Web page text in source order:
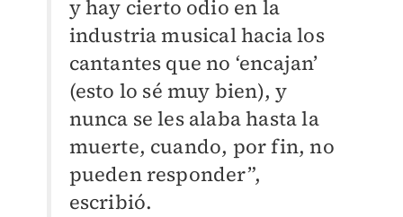
y hay cierto odio en la
industria musical hacia los
cantantes que no ‘encajan’
(esto lo sé muy bien), y
nunca se les alaba hasta la
muerte, cuando, por fin, no
pueden responder”,
escribió.